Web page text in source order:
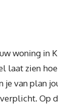
woning in
laat zien
van plan